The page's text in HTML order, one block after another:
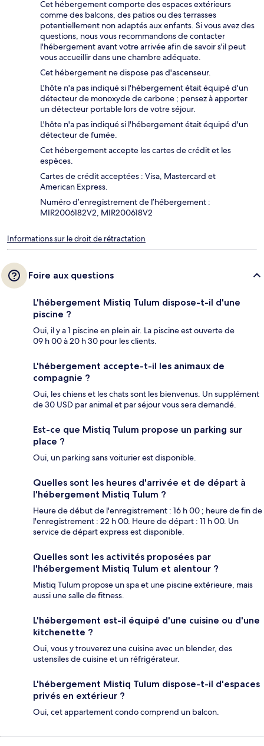
Cet hébergement comporte des espaces extérieurs
comme des balcons, des patios ou des terrasses
potentiellement non adaptés aux enfants. Si vous avez des
questions, nous vous recommandons de contacter
l'hébergement avant votre arrivée afin de savoir s'il peut
vous accueillir dans une chambre adéquate.
Cet hébergement ne dispose pas d'ascenseur.
L'hôte n'a pas indiqué si l'hébergement était équipé d'un
détecteur de monoxyde de carbone ; pensez à apporter
un détecteur portable lors de votre séjour.
L'hôte n'a pas indiqué si l'hébergement était équipé d'un
détecteur de fumée.
Cet hébergement accepte les cartes de crédit et les
espèces.
Cartes de crédit acceptées : Visa, Mastercard et
American Express.
Numéro d’enregistrement de l’hébergement :
MIR2006182V2, MIR200618V2
Informations sur le droit de rétractation
Foire aux questions
L'hébergement Mistiq Tulum dispose-t-il d'une
piscine ?
Oui, il y a 1 piscine en plein air. La piscine est ouverte de
09 h 00 à 20 h 30 pour les clients.
L'hébergement accepte-t-il les animaux de
compagnie ?
Oui, les chiens et les chats sont les bienvenus. Un supplément
de 30 USD par animal et par séjour vous sera demandé.
Est-ce que Mistiq Tulum propose un parking sur
place ?
Oui, un parking sans voiturier est disponible.
Quelles sont les heures d'arrivée et de départ à
l'hébergement Mistiq Tulum ?
Heure de début de l'enregistrement : 16 h 00 ; heure de fin de
l'enregistrement : 22 h 00. Heure de départ : 11 h 00. Un
service de départ express est disponible.
Quelles sont les activités proposées par
l'hébergement Mistiq Tulum et alentour ?
Mistiq Tulum propose un spa et une piscine extérieure, mais
aussi une salle de fitness.
L'hébergement est-il équipé d'une cuisine ou d'une
kitchenette ?
Oui, vous y trouverez une cuisine avec un blender, des
ustensiles de cuisine et un réfrigérateur.
L'hébergement Mistiq Tulum dispose-t-il d'espaces
privés en extérieur ?
Oui, cet appartement condo comprend un balcon.